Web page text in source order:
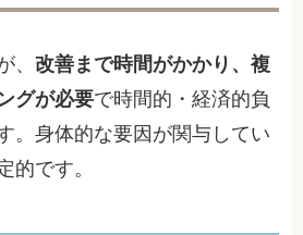
、改善まで時間がかかり、複
グが必要で時間的・経済的負
。身体的な要因が関与してい
的です。